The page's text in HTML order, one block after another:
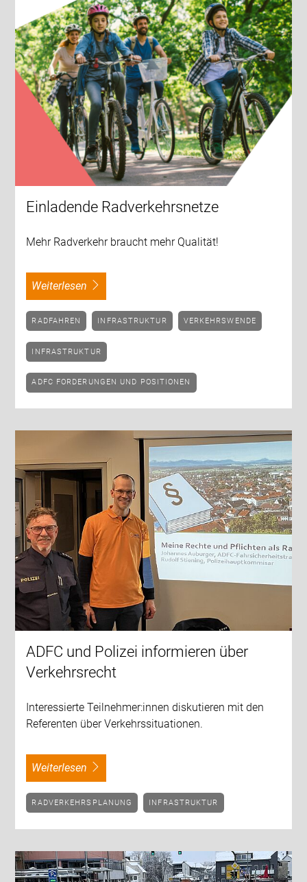
Einladende Radverkehrsnetze
Mehr Radverkehr braucht mehr Qualität!
weiterlesen
RADFAHREN INFRASTRUKTUR VERKEHRSWENDE
INFRASTRUKTUR
ADFC FORDERUNGEN UND POSITIONEN
ADFC und Polizei informieren über
Verkehrsrecht
Interessierte Teilnehmer:innen diskutieren mit den
Referenten über Verkehrssituationen.
weiterlesen
RADVERKEHRSPLANUNG INFRASTRUKTUR